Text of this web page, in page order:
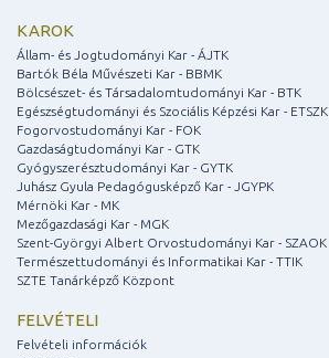
KAROK
Állam- és Jogtudományi Kar - ÁJTK
Bartók Béla Művészeti Kar - BBMK
Bölcsészet- és Társadalomtudományi Kar - BTK
Egészségtudományi és Szociális Képzési Kar - ETSZK
Fogorvostudományi Kar - FOK
Gazdaságtudományi Kar - GTK
Gyógyszerésztudományi Kar - GYTK
Juhász Gyula Pedagógusképző Kar - JGYPK
Mérnöki Kar - MK
Mezőgazdasági Kar - MGK
Szent-Györgyi Albert Orvostudományi Kar - SZAOK
Természettudományi és Informatikai Kar - TTIK
SZTE Tanárképző Központ
FELVÉTELI
Felvételi információk